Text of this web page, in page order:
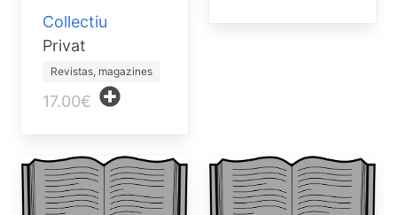
Collectiu
Privat
Revistas, magazines
17.00€